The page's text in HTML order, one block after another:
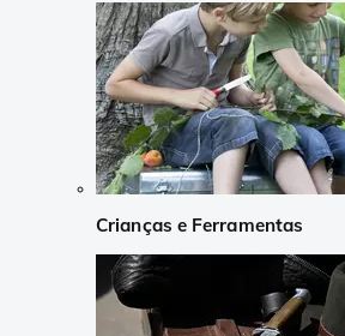
Crianças e Ferramentas